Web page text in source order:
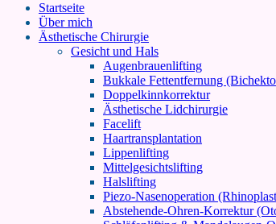
Startseite
Über mich
Ästhetische Chirurgie
Gesicht und Hals
Augenbrauenlifting
Bukkale Fettentfernung
Doppelkinnkorrektur
Ästhetische Lidchirurgie
Facelift
Haartransplantation
Lippenlifting
Mittelgesichtslifting
Halslifting
Piezo-Nasenoperation
Abstehende-Ohren-Korrektur